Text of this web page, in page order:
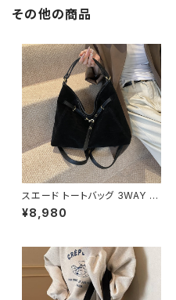
その他の商品
スエード トートバッグ 3WAY シ
ョルダーバッグ レディース バッ
グ 斜めがけ 軽量 A4収納 大容
おしゃれ 通勤通学 黒 茶色 ダー
クブラウン K-B0204
¥8,980